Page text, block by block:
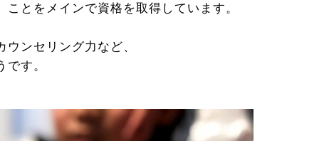
とをメインで資格を取得しています。
ンセリング力など、
す。